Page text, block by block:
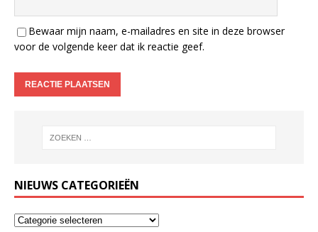
Bewaar mijn naam, e-mailadres en site in deze browser
voor de volgende keer dat ik reactie geef.
NIEUWS CATEGORIEËN